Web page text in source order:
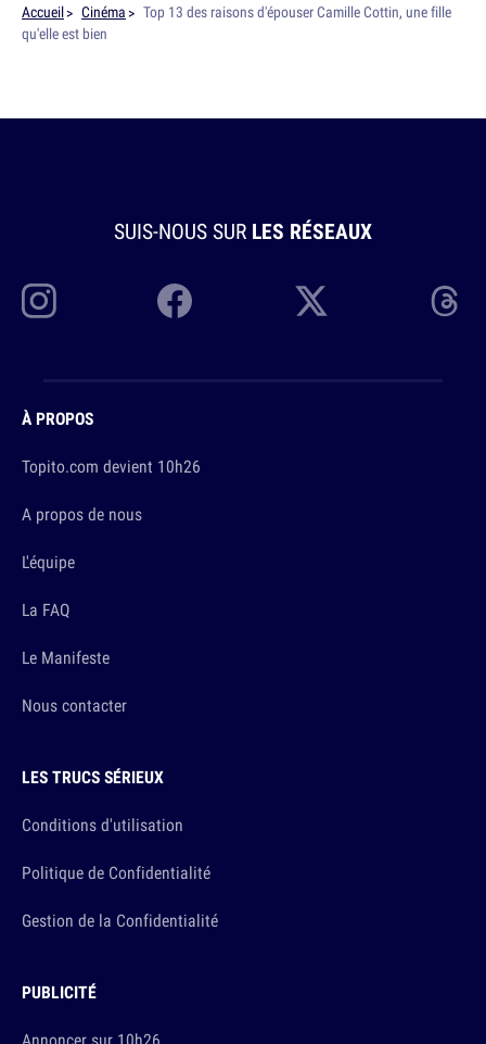
Accueil Cinéma
Top 13 des raisons d'épouser Camille Cottin, une fille
qu'elle est bien
SUIS-NOUS SUR LES RÉSEAUX
À PROPOS
Topito.com devient 10h26
A propos de nous
L'équipe
La FAQ
Le Manifeste
Nous contacter
LES TRUCS SÉRIEUX
Conditions d'utilisation
Politique de Confidentialité
Gestion de la Confidentialité
PUBLICITÉ
Annoncer sur 10h26